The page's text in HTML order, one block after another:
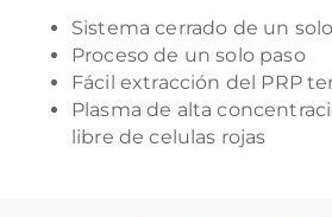
Sistema cerrado de un
Proceso de un solo paso
Fácil extracción del PRP
Plasma de alta
libre de celulas rojas